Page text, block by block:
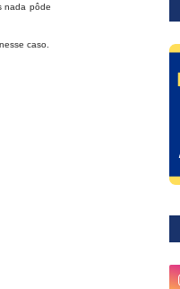
nada pôde
caso.